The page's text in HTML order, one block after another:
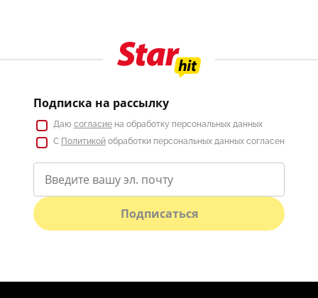
Подписка на рассылку
Даю согласие на обработку персональных данных
С Политикой обработки персональных данных согласен
Подписаться